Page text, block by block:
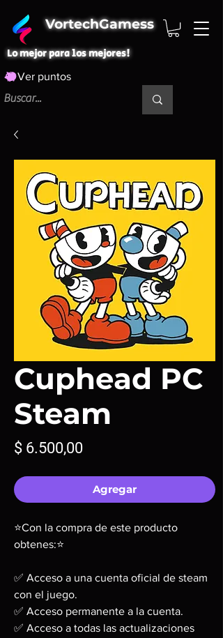
VortechGamess
Lo mejor para los mejores!
Ver puntos
Cuphead PC
Steam
$ 6.500,00Precio
Agregar
⭐Con la compra de este producto
obtenes:⭐
✅ Acceso a una cuenta oficial de steam
con el juego.
✅ Acceso permanente a la cuenta.
✅ Acceso a todas las actualizaciones